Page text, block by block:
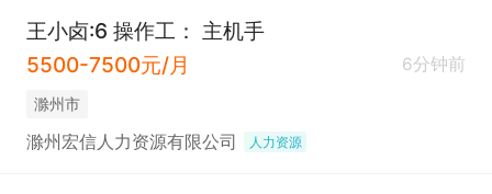
王小卤:6 操作工： 主机手
5500-7500元/月
6分钟前
滁州市
滁州宏信人力资源有限公司 人力资源